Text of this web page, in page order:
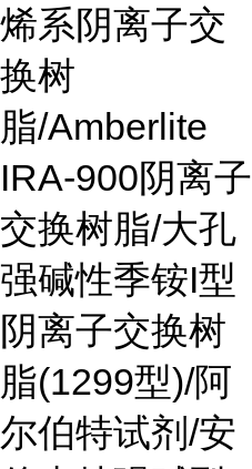
烯系阴离子交
换树
脂/Amberlite
IRA-900阴离子
交换树脂/大孔
强碱性季铵I型
阴离子交换树
脂(1299型)/阿
尔伯特试剂/安